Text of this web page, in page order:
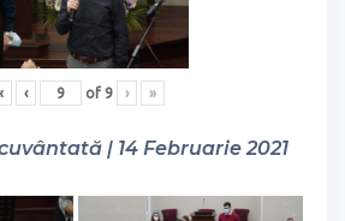
‹ of 9 › »
| 14 Februarie 2021